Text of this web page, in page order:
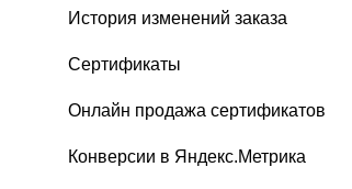
История изменений заказа
Сертификаты
Онлайн продажа сертификатов
Конверсии в Яндекс.Метрика